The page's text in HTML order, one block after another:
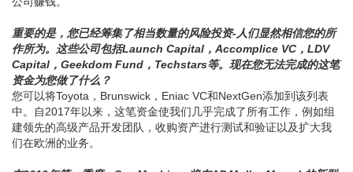
公司赚钱。
重要的是，您已经筹集了相当数量的风险投资-人们显然相信您的所
作所为。这些公司包括Launch Capital，Accomplice VC，LDV
Capital，Geekdom Fund，Techstars等。现在您无法完成的这笔
资金为您做了什么？
您可以将Toyota，Brunswick，Eniac VC和NextGen添加到该列表
中。自2017年以来，这笔资金使我们几乎完成了所有工作，例如组
建领先的高级产品开发团队，收购资产进行测试和验证以及扩大我
们在欧洲的业务。